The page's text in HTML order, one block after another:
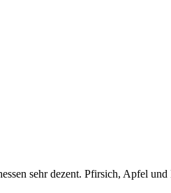
sehr dezent. Pfirsich, Apfel